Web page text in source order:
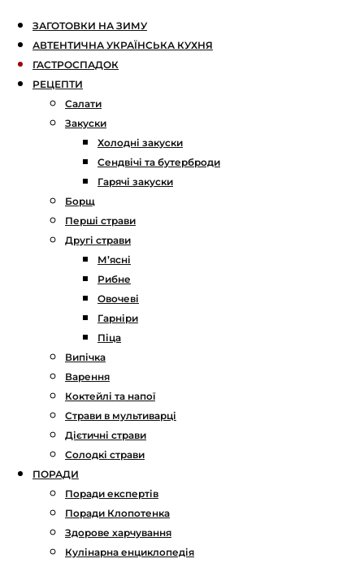
ЗАГОТОВКИ НА ЗИМУ
АВТЕНТИЧНА УКРАЇНСЬКА КУХНЯ
ГАСТРОСПАДОК
РЕЦЕПТИ
Салати
Закуски
Холодні закуски
Сендвічі та бутерброди
Гарячі закуски
Борщ
Перші страви
Другі страви
М’ясні
Рибне
Овочеві
Гарніри
Піца
Випічка
Варення
Коктейлі та напої
Страви в мультиварці
Дієтичні страви
Солодкі страви
ПОРАДИ
Поради експертів
Поради Клопотенка
Здорове харчування
Кулінарна енциклопедія